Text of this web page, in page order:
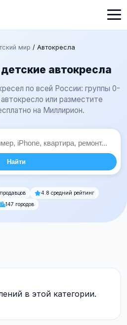
мир / Автокресла
автокресла
по всей России: группы 0-
или разместите
на Миллирион.
Найти
4.8 средний рейтинг
147 городов
в этой категории.